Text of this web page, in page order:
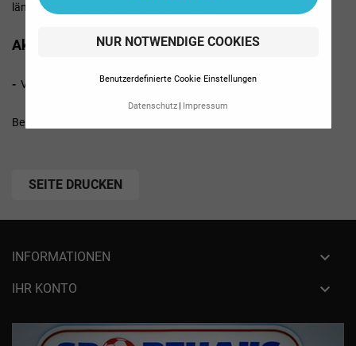
NUR NOTWENDIGE COOKIES
Benutzerdefinierte Cookie Einstellungen
Datenschutz Impressum
längsten Lieferzeit den Sie bestellt haben.
Akzeptierte Zahlungsmöglichkeiten
- Vorkasse per Überweisung
Bei Fragen finden Sie unsere Kontaktdaten im Impressum.
INFORMATIONEN 
IHR KONTO 